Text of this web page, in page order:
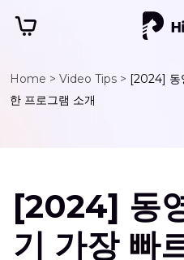
Home > Video Tips > [2024] 동
한 프로그램 소개
[2024] 동
기 가장 빠